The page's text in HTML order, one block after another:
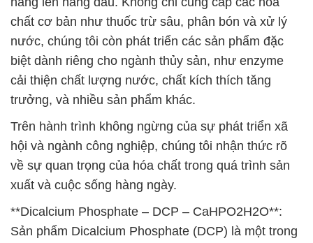
chất cơ bản như thuốc trừ sâu, phân bón và xử lý
nước, chúng tôi còn phát triển các sản phẩm đặc
biệt dành riêng cho ngành thủy sản, như enzyme
cải thiện chất lượng nước, chất kích thích tăng
trưởng, và nhiều sản phẩm khác.
Trên hành trình không ngừng của sự phát triển xã
hội và ngành công nghiệp, chúng tôi nhận thức rõ
về sự quan trọng của hóa chất trong quá trình sản
xuất và cuộc sống hàng ngày.
**Dicalcium Phosphate – DCP – CaHPO2H2O**:
Sản phẩm Dicalcium Phosphate (DCP) là một trong